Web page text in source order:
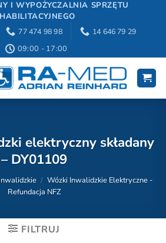
I WYPOŻYCZALNIA SPRZĘTU
77 474 98 98 14 646 79 29
09:00 - 17:00
elektryczny składany
– DY01109
/ Wózki Inwalidzkie Elektryczne -
Refundacja NFZ
FILTRUJ